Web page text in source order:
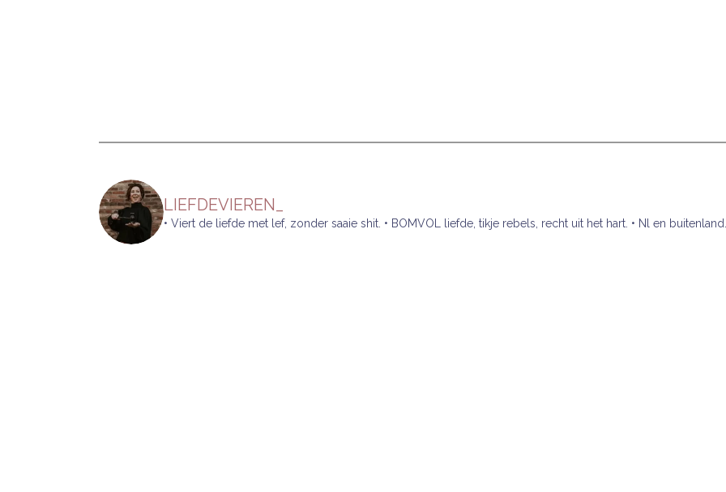
LIEFDEVIEREN_
• Viert de liefde met lef, zonder saaie shit. • BOMVOL liefde, tikje rebels, recht uit het hart. • Nl en buitenland.